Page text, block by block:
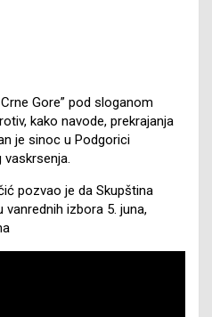
Gore” pod sloganom
kako navode, prekrajanja
je sinoc u Podgorici
pozvao je da Skupština
izbora 5. juna,